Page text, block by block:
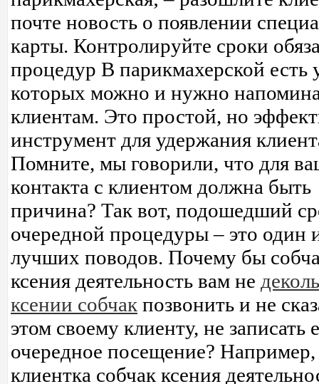
почте новость о появлении
карты. Контролируйте сроки
процедур В парикмахерской есть
которых можно и нужно
клиентам. Это простой, но
инструмент для удержания
Помните, мы говорили, что для
контакта с клиентом должна быть
причина? Так вот, подошедший
очередной процедуры – это один
лучших поводов. Почему бы
ксения деятельность вам не
ксении собчак позвонить и не
этом своему клиенту, не записать
очередное посещение? Например,
клиентка собчак ксения